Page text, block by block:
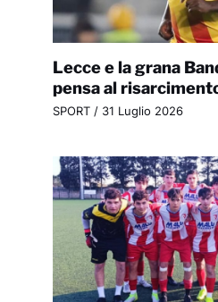
Lecce e la grana
pensa al
SPORT/ 31 Luglio 2026